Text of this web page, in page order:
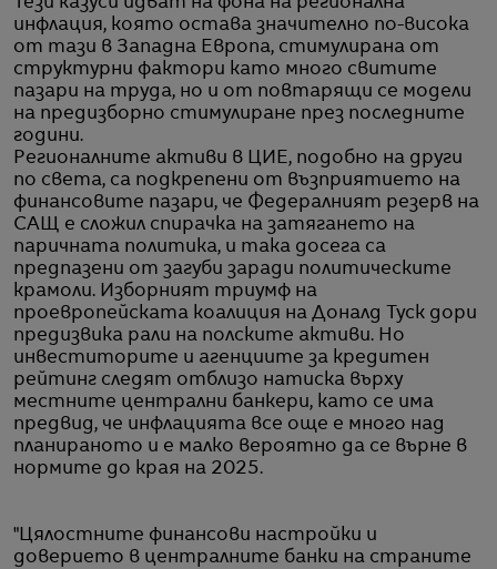
инфлация, която остава значително по-висока
от тази в Западна Европа, стимулирана от
структурни фактори като много свитите
пазари на труда, но и от повтарящи се модели
на предизборно стимулиране през последните
години.
Регионалните активи в ЦИЕ, подобно на други
по света, са подкрепени от възприятието на
финансовите пазари, че Федералният резерв на
САЩ е сложил спирачка на затягането на
паричната политика, и така досега са
предпазени от загуби заради политическите
крамоли. Изборният триумф на
проевропейската коалиция на Доналд Туск дори
предизвика рали на полските активи. Но
инвеститорите и агенциите за кредитен
рейтинг следят отблизо натиска върху
местните централни банкери, като се има
предвид, че инфлацията все още е много над
планираното и е малко вероятно да се върне в
нормите до края на 2025.
"Цялостните финансови настройки и
доверието в централните банки на страните